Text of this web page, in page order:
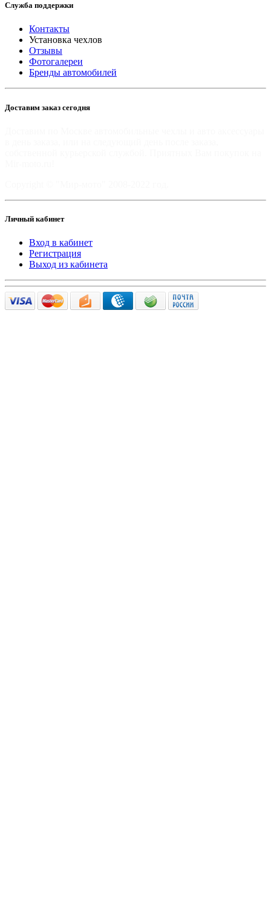
Служба поддержки
Контакты
Установка чехлов
Отзывы
Фотогалереи
Бренды автомобилей
Доставим заказ сегодня
Личный кабинет
Вход в кабинет
Регистрация
Выход из кабинета